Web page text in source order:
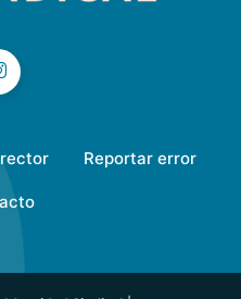
Reportar error